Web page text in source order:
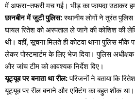
में अफरा-तफरी मच गई। भीड़ का फायदा उठाकर
छानबीन में जुटी पुलिस:स्थानीय लोगों ने तुरंत
घायल रितेश को अस्पताल ले जाने की कोशिश की
थी। वहीं, सूचना मिलते ही कोटवा थाना पुलिस
लेकर पोस्टमार्टम के लिए भेज दिया। पुलिस
और जांच टीम को आवश्यक निर्देश दिए।
यूट्यूब पर बनाता था रील:परिजनों ने बताया कि
यूट्यूब पर रील बनाने और एक्टिंग का बहुत शौक